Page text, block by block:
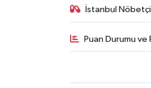
İstanbul
Puan Durumu ve